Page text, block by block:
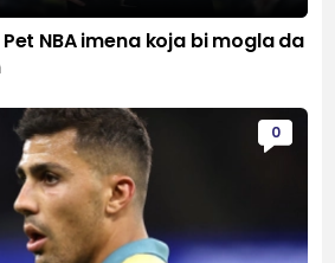
NBA imena koja bi mogla da
0